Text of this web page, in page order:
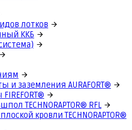
лотков
ККБ
и заземления AURAFORT®
TECHNORAPTOR® RFL
кровли TECHNORAPTOR®